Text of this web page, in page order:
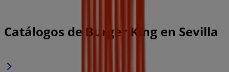
Catálogos de Burger King en Sevilla